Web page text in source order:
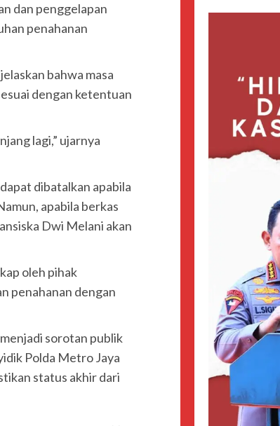
dan penggelapan
penahanan
bahwa masa
dengan ketentuan
lagi,” ujarnya
dibatalkan apabila
apabila berkas
Dwi Melani akan
oleh pihak
penahanan dengan
sorotan publik
Polda Metro Jaya
status akhir dari